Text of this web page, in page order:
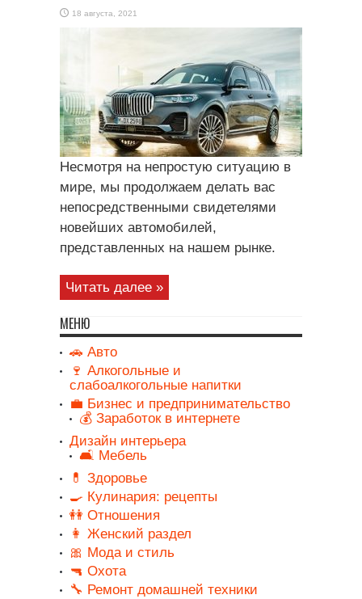
18 августа, 2021
Несмотря на непростую ситуацию в
мире, мы продолжаем делать вас
непосредственными свидетелями
новейших автомобилей,
представленных на нашем рынке.
Читать далее »
МЕНЮ
🚗 Авто
🍷 Алкогольные и
слабоалкогольные напитки
💼 Бизнес и предпринимательство
💰 Заработок в интернете
Дизайн интерьера
🛋️ Мебель
💊 Здоровье
🍳 Кулинария: рецепты
👭 Отношения
👩 Женский раздел
🎀 Мода и стиль
🔫 Охота
🔧 Ремонт домашней техники